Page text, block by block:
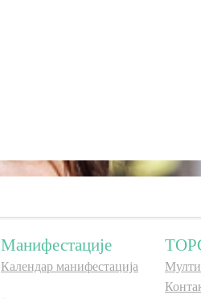
Манифестације
Календар манифестација